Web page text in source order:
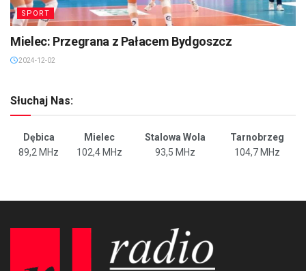
SPORT
Mielec: Przegrana z Pałacem Bydgoszcz
2024-12-02
Słuchaj Nas:
Dębica Mielec Stalowa Wola
Tarnobrzeg
89,2 MHz
102,4 MHz 93,5 MHz 104,7 MHz